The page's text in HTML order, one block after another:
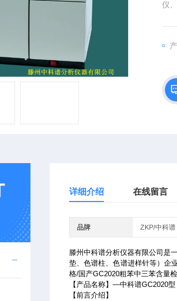
仪
详细介绍 在线留言
品牌 ZKP/中科谱
滕州中科谱分析仪器有限公司是
垫、色谱柱、色谱进样针等）企
格/国产GC2020粗苯中三苯含量
【产品名称】—中科谱GC2020型
【前言介绍】